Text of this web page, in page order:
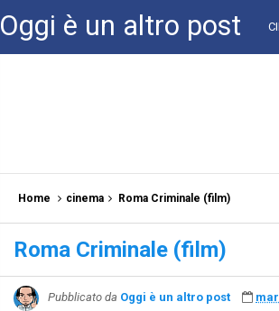
Oggi è un altro post
Home cinema Roma Criminale (film)
Roma Criminale (film)
Pubblicato da Oggi è un altro post